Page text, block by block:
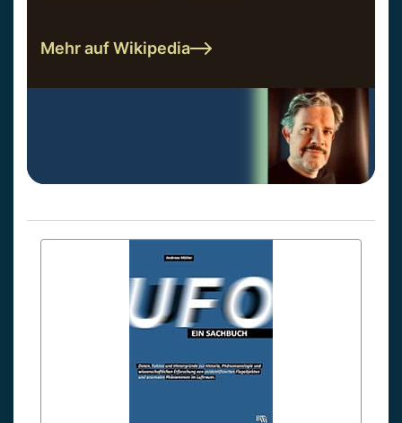
Mehr auf Wikipedia